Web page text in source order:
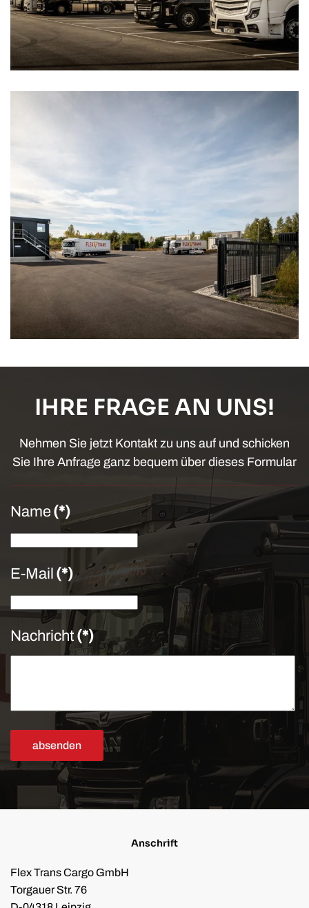
IHRE FRAGE AN UNS!
Nehmen Sie jetzt Kontakt zu uns auf und schicken
Sie Ihre Anfrage ganz bequem über dieses Formular
Name(*)
E-Mail (*)
Nachricht (*)
absenden
Anschrift
Flex Trans Cargo GmbH
Torgauer Str. 76